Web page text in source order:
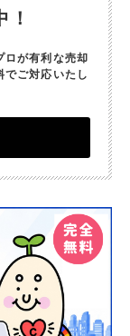
ロが有利な売却
でご対応いたし